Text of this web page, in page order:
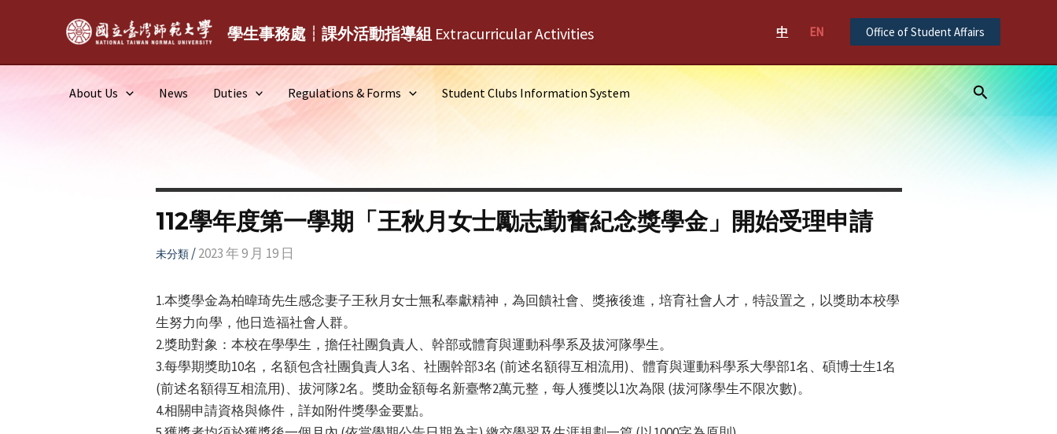
學生事務處┆課外活動指導組 Extracurricular Activities 中 EN Office of Student Affairs
About Us News Duties Regulations & Forms Student Clubs Information System Search
112學年度第一學期「王秋月女士勵志勤奮紀念獎學金」開始受理申請
未分類/2023 年 9 月 19 日
1.本獎學金為柏暐琦先生感念妻子王秋月女士無私奉獻精神，為回饋社會、獎掖後進，培育社會人才，特設置之，以獎助本校學
生努力向學，他日造福社會人群。
2.獎助對象：本校在學學生，擔任社團負責人、幹部或體育與運動科學系及拔河隊學生。
3.每學期獎助10名，名額包含社團負責人3名、社團幹部3名 (前述名額得互相流用)、體育與運動科學系大學部1名、碩博士生1名
(前述名額得互相流用)、拔河隊2名。獎助金額每名新臺幣2萬元整，每人獲獎以1次為限 (拔河隊學生不限次數)。
4.相關申請資格與條件，詳如附件獎學金要點。